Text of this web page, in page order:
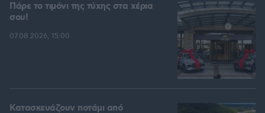
Πάρε το τιμόνι της τύχης στα χέρια
σου!
07.08.2026, 15:00
Κατασκευάζουν ποτάμι από